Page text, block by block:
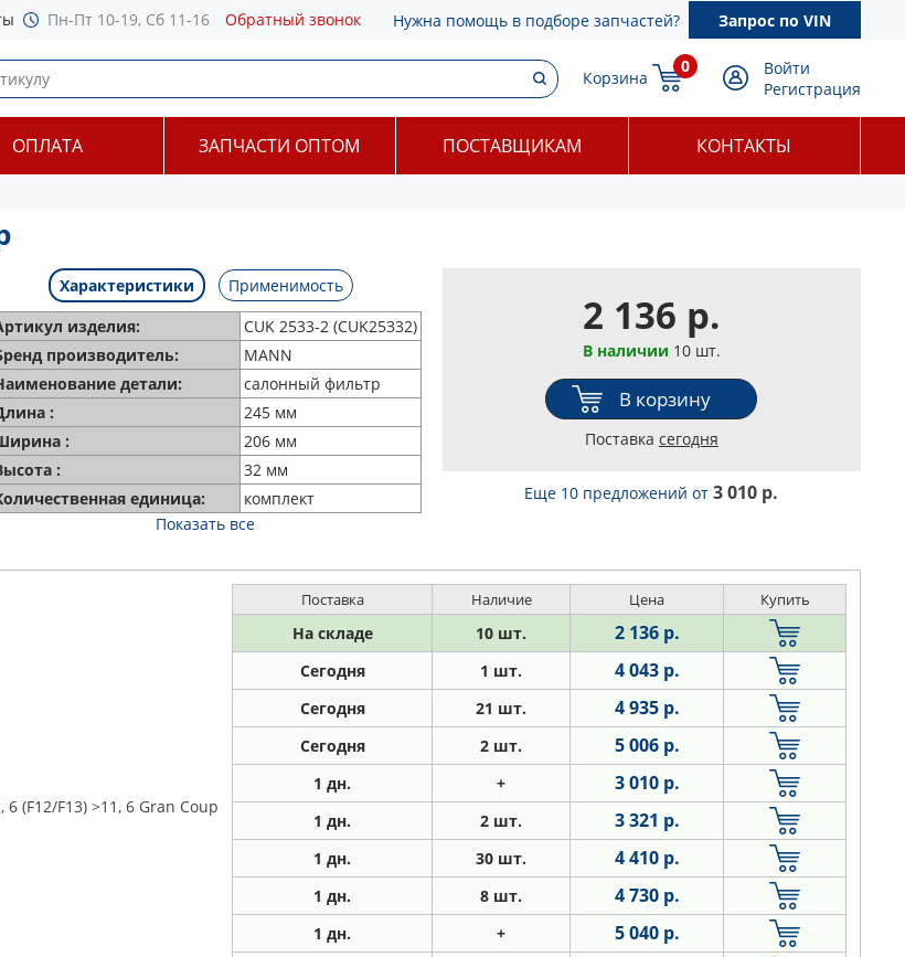
Пн-Пт 10-19, Сб 11-16 Обратный звонок Нужна помощь в подборе запчастей? Запрос по VIN
Корзина
0
Войти
Регистрация
ОПЛАТА ЗАПЧАСТИ ОПТОМ ПОСТАВЩИКАМ КОНТАКТЫ
Характеристики
Применимость
изделия:
CUK 2533-2 (CUK25332)
производитель:
MANN
детали:
салонный фильтр
:
245 мм
:
206 мм
:
32 мм
единица:
комплект
Показать все
2 136 р.
В наличии 10 шт.
В корзину
Поставка сегодня
Еще 10 предложенийот3 010 р.
(F12/F13) >11, 6 Gran Coup
Поставка Наличие Цена Купить
На складе 10 шт. 2 136 р.
Сегодня 1 шт. 4 043 р.
Сегодня 21 шт. 4 935 р.
Сегодня 2 шт. 5 006 р.
1 дн. + 3 010 р.
1 дн. 2 шт. 3 321 р.
1 дн. 30 шт. 4 410 р.
1 дн. 8 шт. 4 730 р.
1 дн. + 5 040 р.